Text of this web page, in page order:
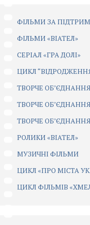
ФІЛЬМИ ЗА
ФІЛЬМИ «ВІАТЕЛ»
СЕРІАЛ «ГРА ДОЛІ»
ЦИКЛ
ТВОРЧЕ ОБ’ЄДНАННЯ
ТВОРЧЕ ОБ’ЄДНАННЯ
ТВОРЧЕ ОБ’ЄДНАННЯ
РОЛИКИ «ВІАТЕЛ»
МУЗИЧНІ ФІЛЬМИ
ЦИКЛ «ПРО МІСТА
ЦИКЛ ФІЛЬМІВ